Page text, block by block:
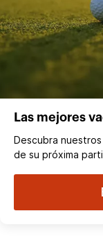
Las mejores
Descubra
de su próxima